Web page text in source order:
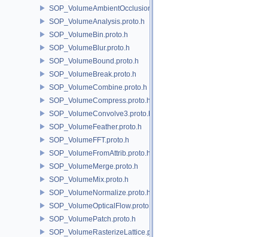
SOP_VolumeAmbientOcclusion.proto.h
SOP_VolumeAnalysis.proto.h
SOP_VolumeBin.proto.h
SOP_VolumeBlur.proto.h
SOP_VolumeBound.proto.h
SOP_VolumeBreak.proto.h
SOP_VolumeCombine.proto.h
SOP_VolumeCompress.proto.h
SOP_VolumeConvolve3.proto.h
SOP_VolumeFeather.proto.h
SOP_VolumeFFT.proto.h
SOP_VolumeFromAttrib.proto.h
SOP_VolumeMerge.proto.h
SOP_VolumeMix.proto.h
SOP_VolumeNormalize.proto.h
SOP_VolumeOpticalFlow.proto.h
SOP_VolumePatch.proto.h
SOP_VolumeRasterizeLattice.proto.h